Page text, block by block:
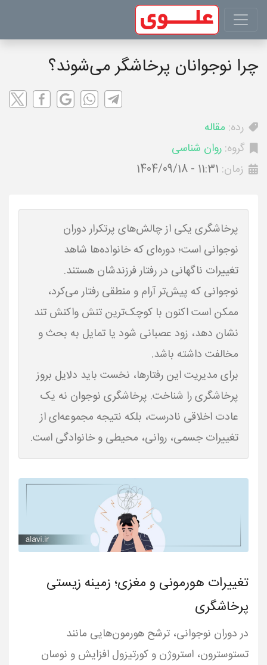
چرا نوجوانان پرخاشگر می‌شوند؟
رده: مقاله
گروه: روان شناسی
زمان: 1404/09/18 - 11:31
پرخاشگری یکی از چالش‌های پرتکرار دوران
نوجوانی است؛ دوره‌ای که خانواده‌ها شاهد
تغییرات ناگهانی در رفتار فرزندشان هستند.
نوجوانی که پیش‌تر آرام و منطقی رفتار می‌کرد،
ممکن است اکنون با کوچک‌ترین تنش واکنش تند
نشان دهد، زود عصبانی شود یا تمایل به بحث و
برای مدیریت این رفتارها، نخست باید دلایل بروز
پرخاشگری را شناخت. پرخاشگری نوجوان نه یک
عادت اخلاقی نادرست، بلکه نتیجه مجموعه‌ای از
تغییرات جسمی، روانی، محیطی و خانوادگی است.
تغییرات هورمونی و مغزی؛ زمینه زیستی
پرخاشگری
در دوران نوجوانی، ترشح هورمون‌هایی مانند
تستوسترون، استروژن و کورتیزول افزایش و نوسان